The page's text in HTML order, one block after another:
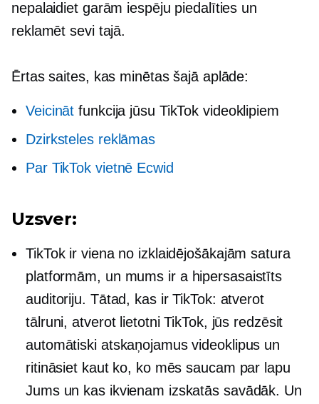
nepalaidiet garām iespēju piedalīties un
reklamēt sevi tajā.
Ērtas saites, kas minētas šajā aplāde:
Veicināt funkcija jūsu TikTok videoklipiem
Dzirksteles reklāmas
Par TikTok vietnē Ecwid
Uzsver:
TikTok ir viena no izklaidējošākajām satura
platformām, un mums ir a hipersasaistīts
auditoriju. Tātad, kas ir TikTok: atverot
tālruni, atverot lietotni TikTok, jūs redzēsit
automātiski atskaņojamus videoklipus un
ritināsiet kaut ko, ko mēs saucam par lapu
Jums un kas ikvienam izskatās savādāk. Un